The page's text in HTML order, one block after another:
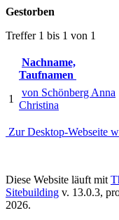
Gestorben
Treffer 1 bis 1 von 1
Nachname,
Taufnamen
1
von Schönberg Anna
Christina
Zur Desktop-Webseite
Diese Website läuft mit
Sitebuilding v. 13.0.3,
2026.